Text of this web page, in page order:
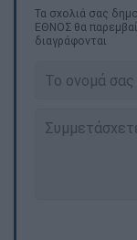
Τα σχολιά σας
ΕΘΝΟΣ θα
διαγράφονται